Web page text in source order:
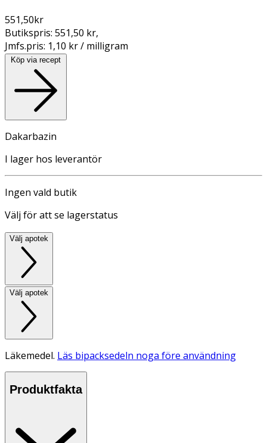
551,50kr
Butikspris: 551,50 kr,
Jmfs.pris: 1,10 kr / milligram
Köp via recept
Dakarbazin
I lager hos leverantör
Ingen vald butik
Välj för att se lagerstatus
Välj apotek
Välj apotek
Läkemedel. Läs bipacksedeln noga före användning
Produktfakta